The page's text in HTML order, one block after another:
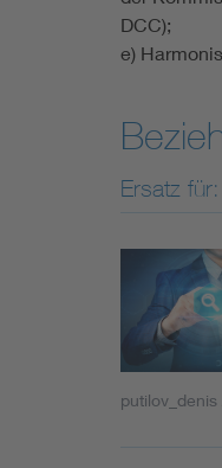
DCC);
e)
Ersatz für: